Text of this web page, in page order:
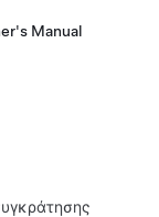
Manual